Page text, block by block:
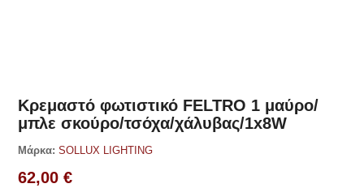
Κρεμαστό φωτιστικό FELTRO 1 μαύρο/
μπλε σκούρο/τσόχα/χάλυβας/1x8W
Μάρκα: SOLLUX LIGHTING
62,00€